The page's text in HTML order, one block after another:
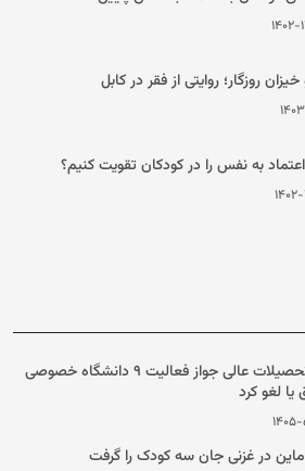
۱۱-۲۸
روزگار؛ روایتی از فقر در کابل
۱-۱۱
به نفس را در کودکان تقویت کنیم؟
۱۲-۵
وزارت تحصیلات عالی جواز فعالیت ۹ دانشگاه خصوصی
یا لغو کرد
۵-۱۸
ماین در غزنی جان سه کودک را گرفت